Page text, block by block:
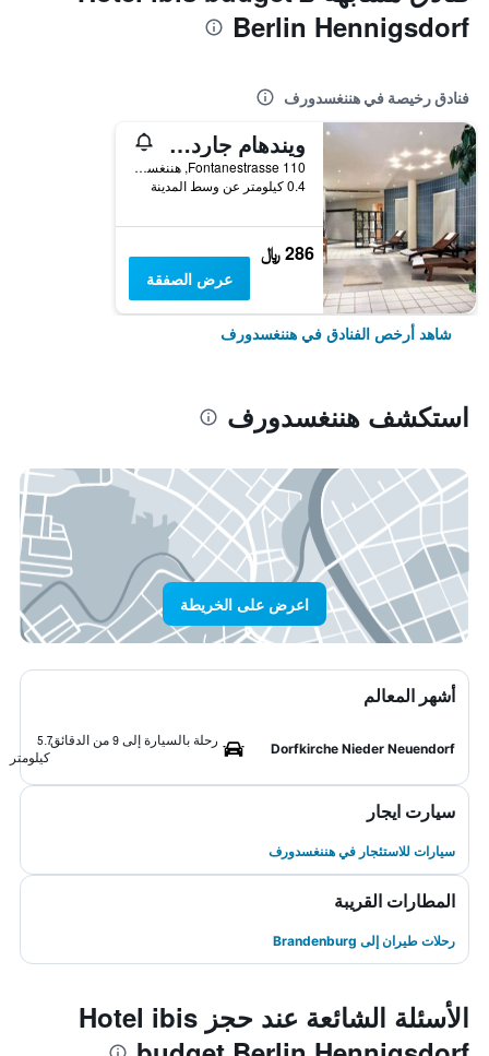
Berlin Hennigsdorf
فنادق رخيصة في هننغسدورف
ويندهام جاردن هينجزدورف برلين
Fontanestrasse 110, هننغسدورف, براندنبورغ, ألمانيا
0.4 كيلومتر عن وسط المدينة
286 ﷼
عرض الصفقة
شاهد أرخص الفنادق في هننغسدورف
استكشف هننغسدورف
اعرض على الخريطة
أشهر المعالم
Dorfkirche Nieder Neuendorf
رحلة بالسيارة إلى 9 من الدقائق
5.7
كيلومتر
سيارت ايجار
سيارات للاستئجار في هننغسدورف
المطارات القريبة
رحلات طيران إلى Brandenburg
الأسئلة الشائعة عند حجز Hotel ibis